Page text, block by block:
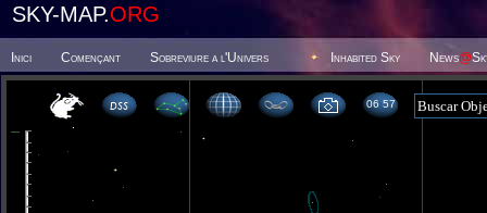
SKY-MAP.ORG
Inici Començant Sobreviure a l'Univers Inhabited Sky News@
06 57